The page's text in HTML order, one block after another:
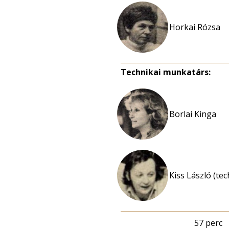
Horkai Rózsa
Technikai munkatárs:
Borlai Kinga
Kiss László
57 perc